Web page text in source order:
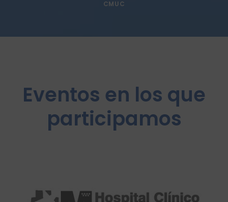
CMUC
Eventos en los que
participamos